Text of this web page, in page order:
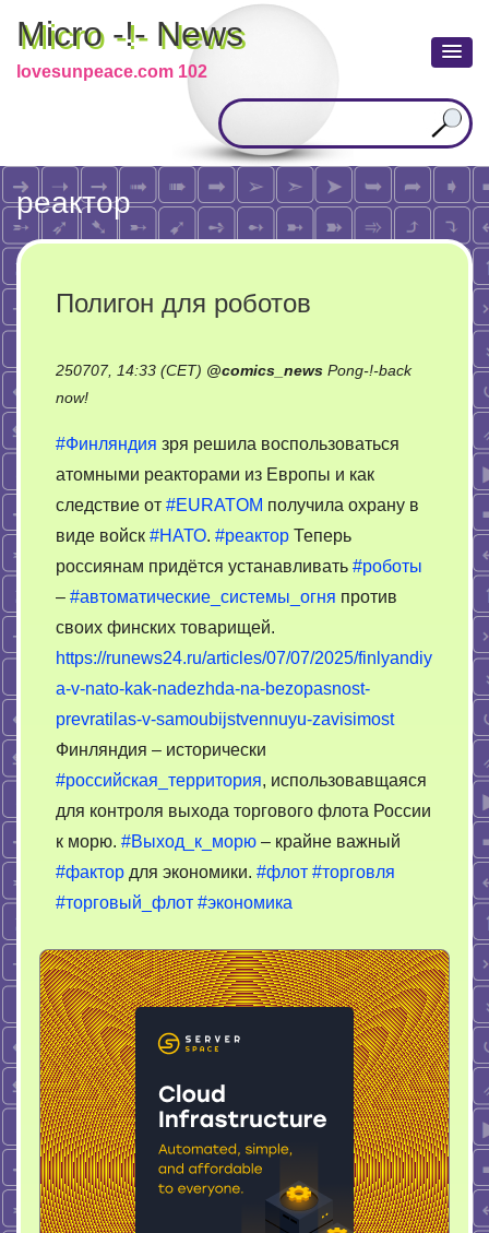
Micro -!- News
lovesunpeace.com 102
реактор
Полигон для роботов
250707, 14:33 (CET) @comics_news Pong-!-back
now!on
для
роботов
#Финляндия зря решила воспользоваться
атомными реакторами из Европы и как
следствие от #EURATOM получила охрану в
виде войск #НАТО. #реактор Теперь
россиянам придётся устанавливать #роботы
– #автоматические_системы_огня против
своих финских товарищей.
https://runews24.ru/articles/07/07/2025/finlyandiy
a-v-nato-kak-nadezhda-na-bezopasnost-
prevratilas-v-samoubijstvennuyu-zavisimost
Финляндия – исторически
#российская_территория, использовавщаяся
для контроля выхода торгового флота России
к морю. #Выход_к_морю – крайне важный
#фактор для экономики. #флот #торговля
#торговый_флот #экономика